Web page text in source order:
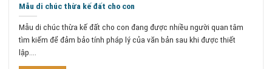
Mẫu di chúc thừa kế đất cho con
Mẫu di chúc thừa kế đất cho con đang được nhiều người quan tâm
tìm kiếm để đảm bảo tính pháp lý của văn bản sau khi được thiết
lập....